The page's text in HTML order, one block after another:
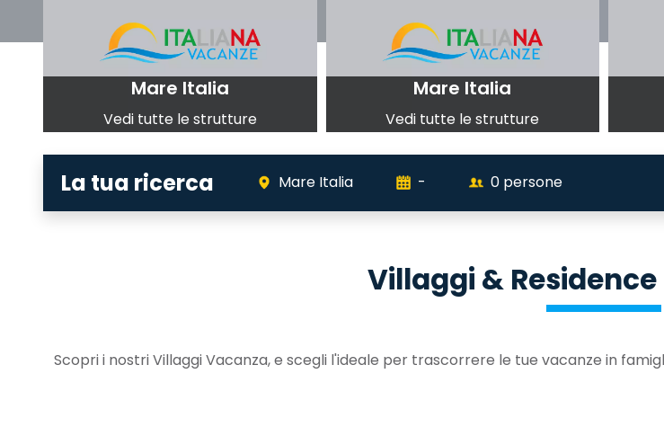
Mare Italia
Vedi tutte le strutture
Mare Italia
Vedi tutte le strutture
La tua ricerca Mare Italia - 0 persone
Villaggi &
Scopri i nostri Villaggi Vacanza, e scegli l'ideale per trascorrere le tue vacanze in